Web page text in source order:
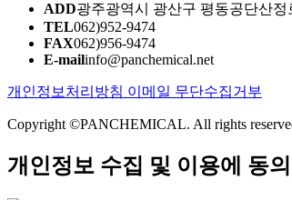
ADD광주광역시 광산구 평동공단산정
TEL062)952-9474
FAX062)956-9474
E-mailinfo@panchemical.net
개인정보처리방침 이메일 무단수집거부
Copyright ©PANCHEMICAL. All rights
개인정보 수집 및 이용에 동의